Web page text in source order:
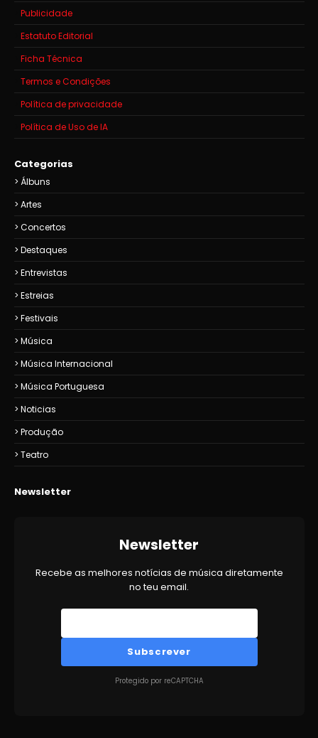
Publicidade
Estatuto Editorial
Ficha Técnica
Termos e Condições
Política de privacidade
Política de Uso de IA
Categorias
Álbuns
Artes
Concertos
Destaques
Entrevistas
Estreias
Festivais
Música
Música Internacional
Música Portuguesa
Noticias
Produção
Teatro
Newsletter
Newsletter
Recebe as melhores notícias de música diretamente
no teu email.
Subscrever
Protegido por reCAPTCHA